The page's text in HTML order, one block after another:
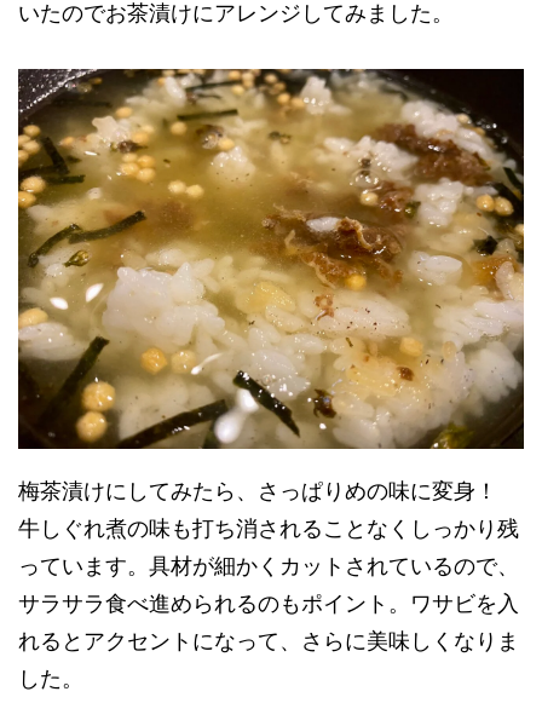
いたのでお茶漬けにアレンジしてみました。
梅茶漬けにしてみたら、さっぱりめの味に変身！
牛しぐれ煮の味も打ち消されることなくしっかり残
っています。具材が細かくカットされているので、
サラサラ食べ進められるのもポイント。ワサビを入
れるとアクセントになって、さらに美味しくなりま
した。